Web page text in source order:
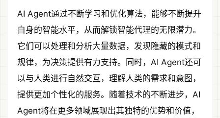
AI Agent通过不断学习和优化算法，能够不断提升
自身的智能水平，从而解锁智能代理的无限潜力。
它们可以处理和分析大量数据，发现隐藏的模式和
规律，为决策提供有力支持。同时，AI Agent还可
以与人类进行自然交互，理解人类的需求和意图，
提供更加个性化的服务。随着技术的不断进步，AI
Agent将在更多领域展现出其独特的优势和价值，